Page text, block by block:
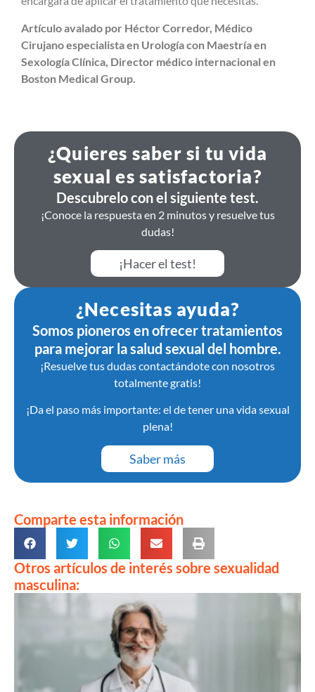
Artículo avalado por Héctor Corredor, Médico
Cirujano especialista en Urología con Maestría en
Sexología Clínica, Director médico internacional en
Boston Medical Group.
¿Quieres saber si tu vida
sexual es satisfactoria?
Descubrelo con el siguiente test.
¡Conoce la respuesta en 2 minutos y resuelve tus
dudas!
¡Hacer el test!
¿Necesitas ayuda?
Somos pioneros en ofrecer tratamientos
para mejorar la salud sexual del hombre.
¡Resuelve tus dudas contactándote con nosotros
totalmente gratis!
¡Da el paso más importante: el de tener una vida sexual
plena!
Saber más
Comparte esta información
Otros artículos de interés sobre sexualidad
masculina: